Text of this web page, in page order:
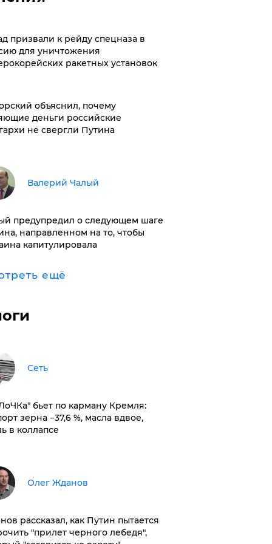
призвали к рейду спецназа в
для уничтожения
ракетных установок
объяснил, почему
деньги российские
не свергли Путина
Валерий Чалый
предупредил о следующем шаге
направленном на то, чтобы
капитулировала
ещё
Сеть
бьет по карману Кремля:
зерна −37,6 %, масла вдвое,
в коллапсе
Олег Жданов
рассказал, как Путин пытается
"прилет черного лебедя",